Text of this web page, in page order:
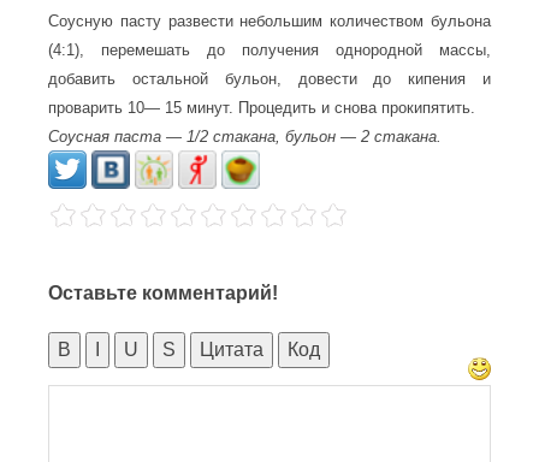
Соусную пасту развести небольшим количеством бульона
(4:1), перемешать до получения однородной массы,
добавить остальной бульон, довести до кипения и
проварить 10— 15 минут. Процедить и снова прокипятить.
Соусная паста — 1/2 стакана, бульон — 2 стакана.
Оставьте комментарий!
B U S Цитата Код